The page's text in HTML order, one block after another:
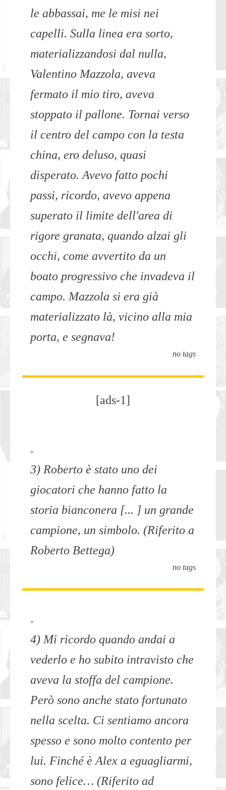
le abbassai, me le misi nei
capelli. Sulla linea era sorto,
materializzandosi dal nulla,
Valentino Mazzola, aveva
fermato il mio tiro, aveva
stoppato il pallone. Tornai verso
il centro del campo con la testa
china, ero deluso, quasi
disperato. Avevo fatto pochi
passi, ricordo, avevo appena
superato il limite dell'area di
rigore granata, quando alzai gli
occhi, come avvertito da un
boato progressivo che invadeva il
campo. Mazzola si era già
materializzato là, vicino alla mia
porta, e segnava!
no tags
[ads-1]
»
3) Roberto è stato uno dei
giocatori che hanno fatto la
storia bianconera [... ] un grande
campione, un simbolo. (Riferito a
Roberto Bettega)
no tags
»
4) Mi ricordo quando andai a
vederlo e ho subito intravisto che
aveva la stoffa del campione.
Però sono anche stato fortunato
nella scelta. Ci sentiamo ancora
spesso e sono molto contento per
lui. Finché è Alex a eguagliarmi,
sono felice… (Riferito ad